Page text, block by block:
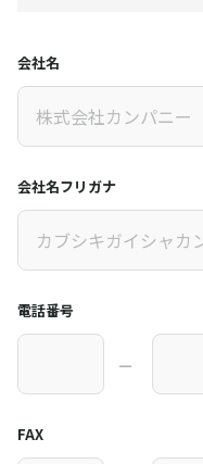
会社名
会社名フリガナ
電話番号
―
FAX